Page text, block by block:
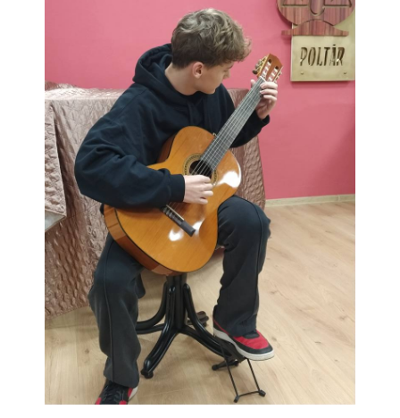
- Koncerty
- Súťaže
- Výstavy VO
- Videá
- Absolventské tablá
Faktúry, zmluvy, objednávky
- Zmluvy
- - ZMLUVY 2025
- - ZMLUVY 2024